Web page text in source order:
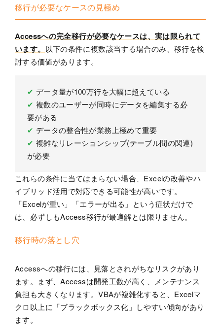
移行が必要なケースの見極め
Accessへの完全移行が必要なケースは、実は限られて
います。 以下の条件に複数該当する場合のみ、移行を検
討する価値があります。
✔ データ量が100万行を大幅に超えている
✔ 複数のユーザーが同時にデータを編集する必
要がある
✔ データの整合性が業務上極めて重要
✔ 複雑なリレーションシップ(テーブル間の関連)
が必要
これらの条件に当てはまらない場合、Excelの改善やハ
イブリッド活用で対応できる可能性が高いです。
「Excelが重い」「エラーが出る」という症状だけで
は、必ずしもAccess移行が最適解とは限りません。
移行時の落とし穴
Accessへの移行には、見落とされがちなリスクがあり
ます。まず、Accessは開発工数が高く、メンテナンス
負担も大きくなります。VBAが複雑化すると、Excelマ
クロ以上に「ブラックボックス化」しやすい傾向があり
ます。